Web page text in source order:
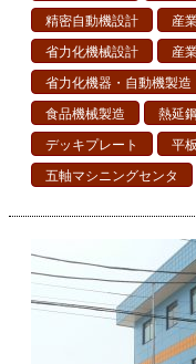
精密自動機設計
産
省力化機械設計
産
省力化機器・自動機製造
食品機械製造
熱延
デッキプレート
平板
五軸マシニングセンタ